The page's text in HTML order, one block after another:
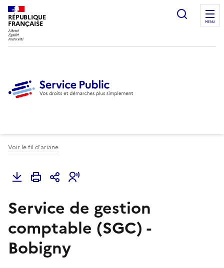
RÉPUBLIQUE
FRANÇAISE
Ouvrir
MENU
Voir le fil d'ariane
Service de gestion
comptable (SGC) -
Bobigny